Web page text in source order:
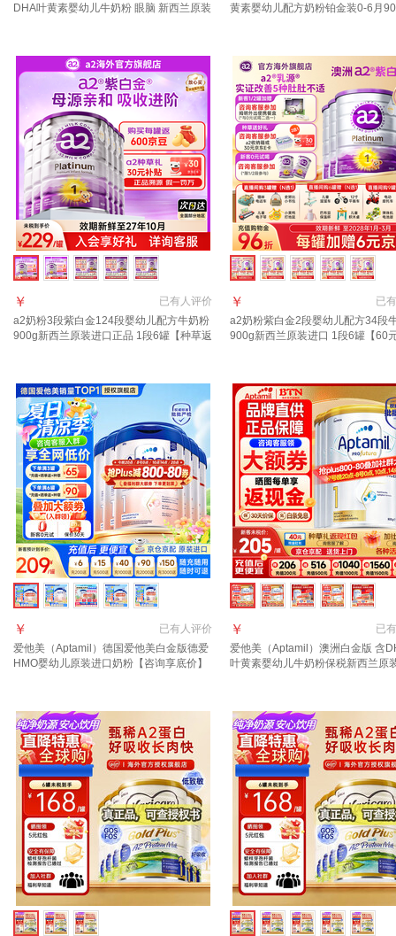
DHA叶黄素婴幼儿牛奶粉 眼脑 新西兰原装
黄素婴幼儿配方奶粉铂金装0-6月
已有人评价
￥
a2奶粉3段紫白金124段婴幼儿配方牛奶粉
900g新西兰原装进口正品 1段6罐【种草返
已有
￥
a2奶粉紫白金2段婴幼儿配方34段
900g新西兰原装进口 1段6罐【60
已有人评价
￥
爱他美（Aptamil）德国爱他美白金版德爱
HMO婴幼儿原装进口奶粉【咨询享底价】
已有
￥
爱他美（Aptamil）澳洲白金版 含
叶黄素婴幼儿牛奶粉保税新西兰原